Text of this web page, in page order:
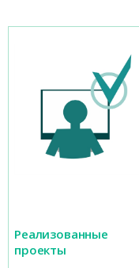
Реализованные
проекты